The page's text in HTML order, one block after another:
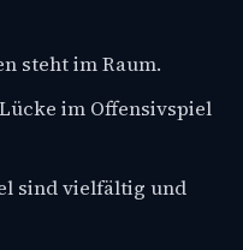
steht im Raum.
im Offensivspiel
sind vielfältig und